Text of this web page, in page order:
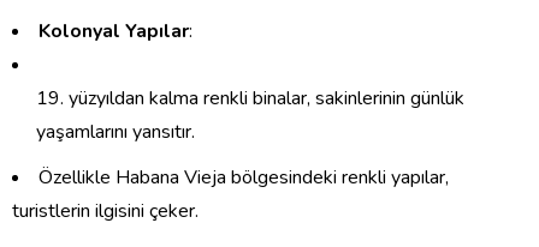
Kolonyal Yapılar:
yüzyıldan kalma renkli binalar, sakinlerinin günlük
yaşamlarını yansıtır.
Özellikle Habana Vieja bölgesindeki renkli yapılar,
turistlerin ilgisini çeker.